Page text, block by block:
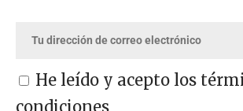
He leído y acepto los
condiciones